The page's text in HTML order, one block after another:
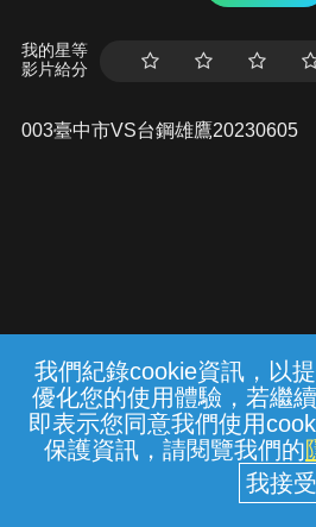
我們紀錄cookie資訊，以
優化您的使用體驗，若繼
即表示您同意我們使用
保護資訊，請閱覽我們的
我的星等
影片給分
003臺中市VS台鋼雄鷹20230605
常見問題 線上客服 服
中華電信股份有限公司
(統一編號：